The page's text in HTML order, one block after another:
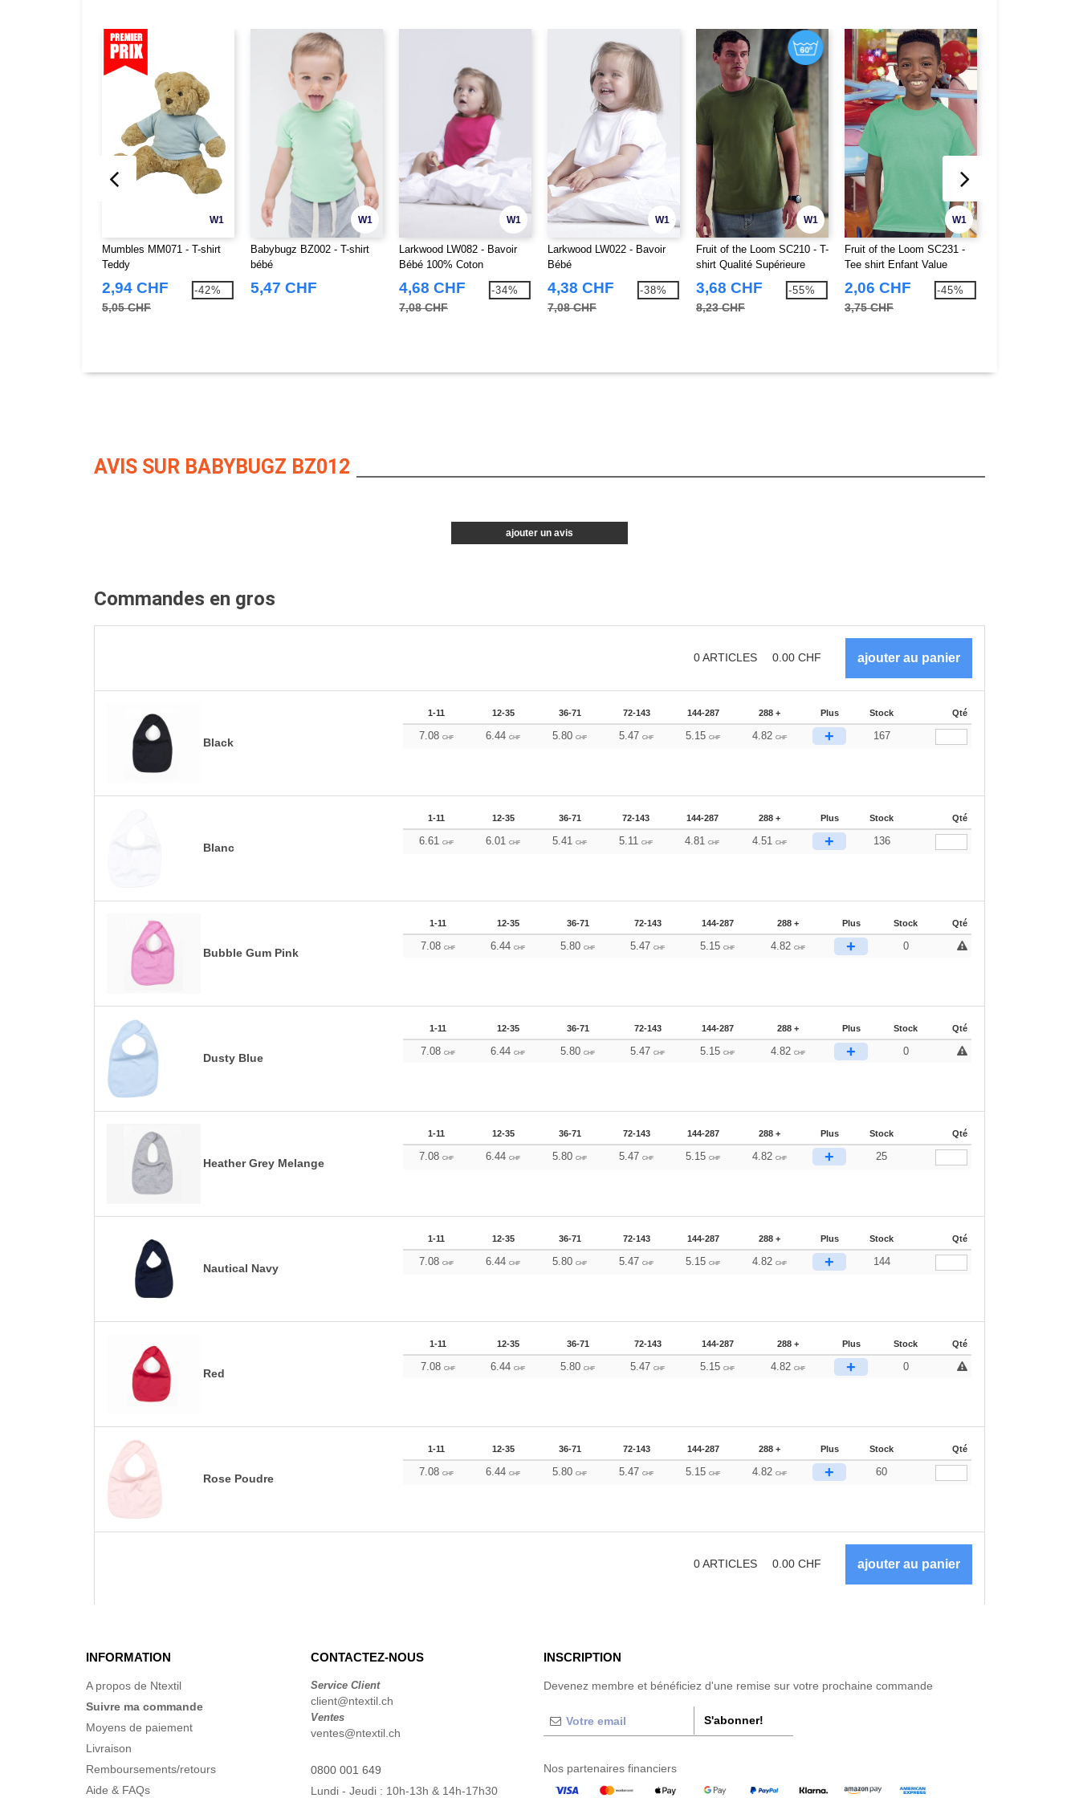
W1
Mumbles MM071 - T-shirt
Teddy
2,94 CHF
5,05 CHF
-42%
W1
Babybugz BZ002 - T-shirt
bébé
5,47 CHF
W1
Larkwood LW082 - Bavoir
Bébé 100% Coton
4,68 CHF
7,08 CHF
-34%
W1
Larkwood LW022 - Bavoir
Bébé
4,38 CHF
7,08 CHF
-38%
W1
Fruit of the Loom SC210 - T-
shirt Qualité Supérieure
3,68 CHF
8,23 CHF
-55%
W1
Fruit of the Loom SC231 -
Tee shirt Enfant Value
2,06 CHF
3,75 CHF
-45%
AVIS SUR BABYBUGZ BZ012
ajouter un avis
Commandes en gros
0ARTICLES 0.00 CHF
Black
1-11 12-35 36-71 72-143 144-287 288 + Plus Stock Qté
7.08CHF 6.44CHF 5.80CHF 5.47CHF 5.15CHF 4.82CHF + 167
Blanc
1-11 12-35 36-71 72-143 144-287 288 + Plus Stock Qté
6.61CHF 6.01CHF 5.41CHF 5.11CHF 4.81CHF 4.51 CHF + 136
Bubble Gum Pink
1-11 12-35 36-71 72-143 144-287 288 + Plus Stock Qté
7.08CHF 6.44CHF 5.80CHF 5.47CHF 5.15CHF 4.82 CHF + 0
Dusty Blue
1-11 12-35 36-71 72-143 144-287 288 + Plus Stock Qté
7.08CHF 6.44CHF 5.80CHF 5.47CHF 5.15CHF 4.82 CHF + 0
Heather Grey Melange
1-11 12-35 36-71 72-143 144-287 288 + Plus Stock Qté
7.08CHF 6.44CHF 5.80CHF 5.47CHF 5.15CHF 4.82CHF + 25
Nautical Navy
1-11 12-35 36-71 72-143 144-287 288 + Plus Stock Qté
7.08CHF 6.44CHF 5.80CHF 5.47CHF 5.15CHF 4.82CHF + 144
Red
1-11 12-35 36-71 72-143 144-287 288 + Plus Stock Qté
7.08CHF 6.44CHF 5.80CHF 5.47CHF 5.15CHF 4.82 CHF + 0
Rose Poudre
1-11 12-35 36-71 72-143 144-287 288 + Plus Stock Qté
7.08CHF 6.44CHF 5.80CHF 5.47CHF 5.15CHF 4.82CHF + 60
0ARTICLES 0.00 CHF
INFORMATION
A propos de Ntextil
Suivre ma commande
Moyens de paiement
Livraison
Remboursements/retours
Aide & FAQs
CONTACTEZ-NOUS
Service Client
client@ntextil.ch
Ventes
ventes@ntextil.ch
0800 001 649
Lundi - Jeudi : 10h-13h & 14h-17h30
INSCRIPTION
Devenez membre et bénéficiez d'une remise sur votre prochaine commande
S'abonner!
Nos partenaires financiers